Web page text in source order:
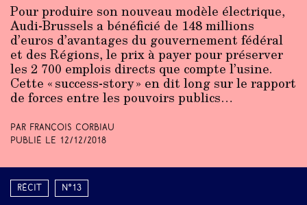
Pour produire son nouveau modèle électrique,
Audi-Brussels a bénéficié de 148 millions
d’euros d’avantages du gouvernement fédéral
et des Régions, le prix à payer pour préserver
les 2 700 emplois directs que compte l’usine.
Cette « success-story » en dit long sur le rapport
de forces entre les pouvoirs publics…
Par François Corbiau
Publié le 12/12/2018
Récit N°13